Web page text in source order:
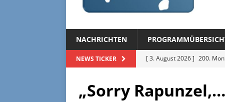
NACHRICHTEN
NEWS TICKER [ 3. August 2026 ] 200.
[ 27. Juli 2026 ]
„Sorry Rapunzel,…